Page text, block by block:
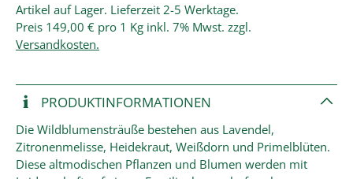
Artikel auf Lager. Lieferzeit 2-5 Werktage.
Preis 149,00 € pro 1 Kg inkl. 7% Mwst. zzgl.
Versandkosten.
PRODUKT­INFORMATIONEN
Die Wildblumensträuße bestehen aus Lavendel,
Zitronenmelisse, Heidekraut, Weißdorn und Primelblüten.
Diese altmodischen Pflanzen und Blumen werden mit